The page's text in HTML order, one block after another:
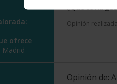
ofrece
Madrid
¿Qué te ha
Opinión
Opinión de: